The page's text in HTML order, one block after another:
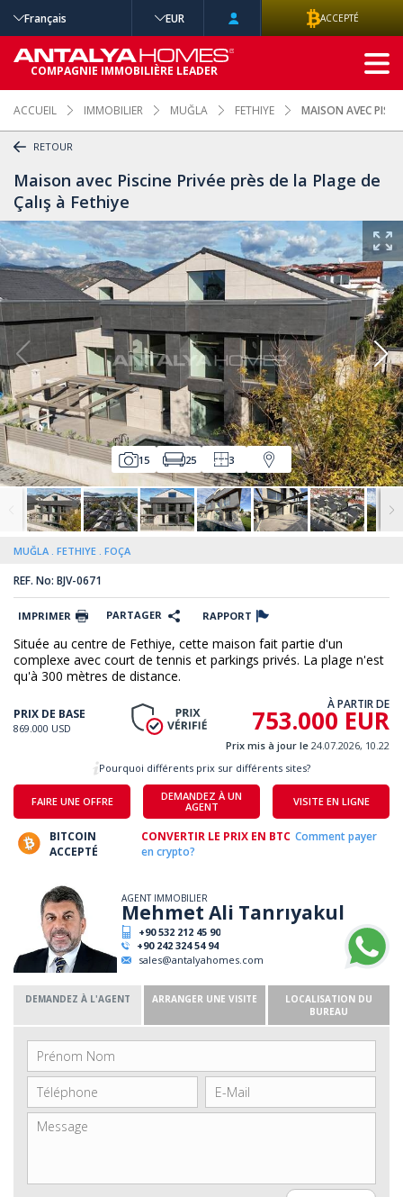
ACCUEIL IMMOBILIER MUĞLA FETHIYE MAISON AVEC
RETOUR
Maison avec Piscine Privée près de la Plage de
Çalış à Fethiye
15 25 3
MUĞLA FETHIYE FOÇA
REF. No: BJV-0671
IMPRIMER PARTAGER RAPPORT
Située au centre de Fethiye, cette maison fait partie d'un
complexe avec court de tennis et parkings privés. La plage n'est
qu'à 300 mètres de distance.
PRIX DE BASE
869.000 USD
À PARTIR DE
753.000 EUR
Prix mis à jour le 24.07.2026, 10.22
FAIRE UNE OFFRE
DEMANDEZ À UN
AGENT
VISITE EN LIGNE
Pourquoi différents prix sur différents sites?
BITCOIN
ACCEPTÉ
CONVERTIR LE PRIX EN BTC Comment payer
en crypto?
AGENT IMMOBILIER
Mehmet Ali Tanrıyakul
+90 532 212 45 90
+90 242 324 54 94
sales@antalyahomes.com
DEMANDEZ À L'AGENT ARRANGER UNE VISITE
LOCALISATION DU
BUREAU
Français EUR ACCEPTÉ
COMPAGNIE IMMOBILIÈRE LEADER
RECHERCHE
AVANCÉE